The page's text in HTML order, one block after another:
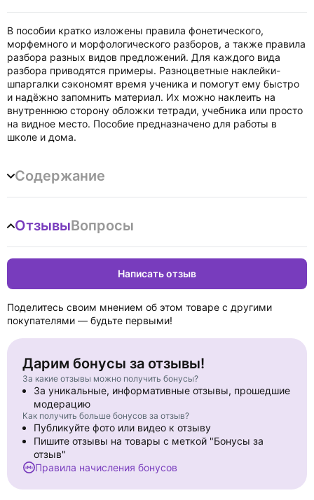
В пособии кратко изложены правила фонети­ческого,
морфемного и морфологического раз­боров, а также правила
разбора разных видов предложений. Для каждого вида
разбора приво­дятся примеры. Разноцветные наклейки-
шпаргалки сэкономят время ученика и помогут ему быстро
и надёж­но запомнить материал. Их можно наклеить на
внутреннюю сторону обложки тетради, учебника или просто
на видное место. Пособие предназначено для работы в
школе и дома.
Содержание
ОтзывыВопросы
Написать отзыв
Поделитесь своим мнением об этом товаре с другими
покупателями — будьте первыми!
Дарим бонусы за отзывы!
За какие отзывы можно получить бонусы?
За уникальные, информативные отзывы, прошедшие
модерацию
Как получить больше бонусов за отзыв?
Публикуйте фото или видео к отзыву
Пишите отзывы на товары с меткой "Бонусы за
отзыв"
Правила начисления бонусов